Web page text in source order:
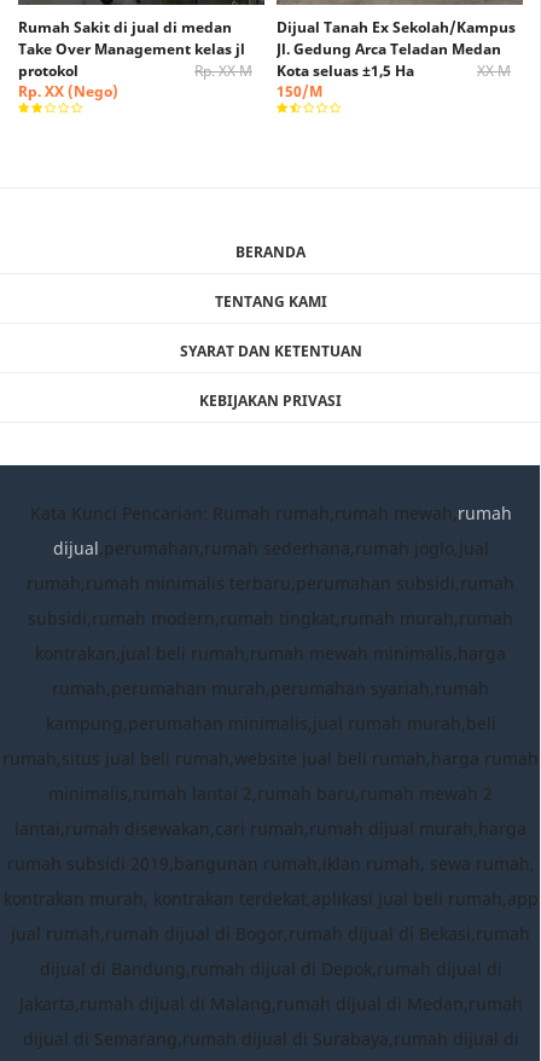
Rumah Sakit di jual di medan
Take Over Management kelas jl
protokol
Rp. XX M
Rp. XX (Nego)
Dijual Tanah Ex Sekolah/Kampus
Jl. Gedung Arca Teladan Medan
Kota seluas ±1,5 Ha
XX M
150/M
BERANDA
TENTANG KAMI
SYARAT DAN KETENTUAN
KEBIJAKAN PRIVASI
Kata Kunci Pencarian: Rumah rumah,rumah mewah,rumah
dijual,perumahan,rumah sederhana,rumah joglo,jual
rumah,rumah minimalis terbaru,perumahan subsidi,rumah
subsidi,rumah modern,rumah tingkat,rumah murah,rumah
kontrakan,jual beli rumah,rumah mewah minimalis,harga
rumah,perumahan murah,perumahan syariah,rumah
kampung,perumahan minimalis,jual rumah murah,beli
rumah,situs jual beli rumah,website jual beli rumah,harga rumah
minimalis,rumah lantai 2,rumah baru,rumah mewah 2
lantai,rumah disewakan,cari rumah,rumah dijual murah,harga
rumah subsidi 2019,bangunan rumah,iklan rumah, sewa rumah,
kontrakan murah, kontrakan terdekat,aplikasi jual beli rumah,app
jual rumah,rumah dijual di Bogor,rumah dijual di Bekasi,rumah
dijual di Bandung,rumah dijual di Depok,rumah dijual di
Jakarta,rumah dijual di Malang,rumah dijual di Medan,rumah
dijual di Semarang,rumah dijual di Surabaya,rumah dijual di